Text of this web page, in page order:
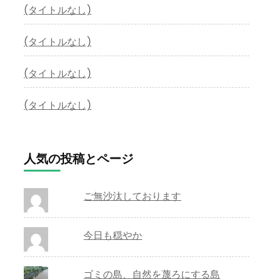
(タイトルなし)
(タイトルなし)
(タイトルなし)
(タイトルなし)
人気の投稿とページ
ご無沙汰しております
今日も穏やか
ゴミの島、自然を蔑ろにする島